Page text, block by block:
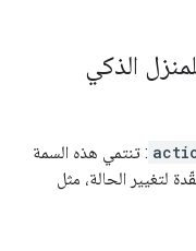
: تنتمي هذه السمة
لتغيير الحالة، مثل